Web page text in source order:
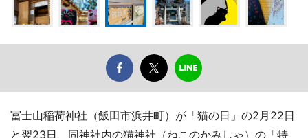
冨士山稲荷神社（飯田市浜井町）が「猫の日」の2月22日
と翌23日、同神社内の猫神社（ねこのかみしゃ）の「特